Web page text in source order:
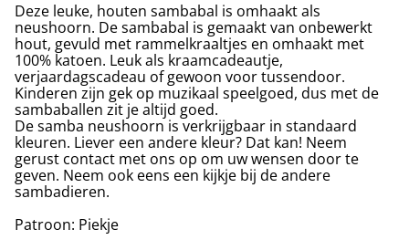
Deze leuke, houten sambabal is omhaakt als
neushoorn. De sambabal is gemaakt van onbewerkt
hout, gevuld met rammelkraaltjes en omhaakt met
100% katoen. Leuk als kraamcadeautje,
verjaardagscadeau of gewoon voor tussendoor.
Kinderen zijn gek op muzikaal speelgoed, dus met de
sambaballen zit je altijd goed.
De samba neushoorn is verkrijgbaar in standaard
kleuren. Liever een andere kleur? Dat kan! Neem
gerust contact met ons op om uw wensen door te
geven. Neem ook eens een kijkje bij de andere
sambadieren.
Patroon: Piekje